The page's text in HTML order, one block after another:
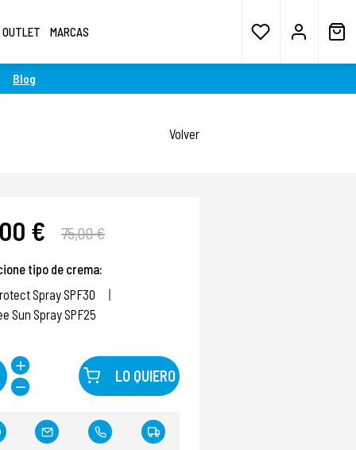
Blog
OUTLET MARCAS
Volver
€ 75,00 €
tipo de crema:
Spray SPF30
Sun Spray SPF25
LO QUIERO